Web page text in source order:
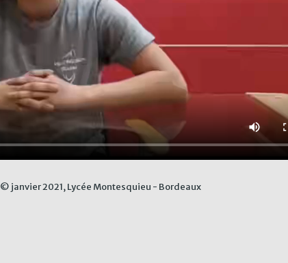
© janvier 2021, Lycée Montesquieu - Bordeaux